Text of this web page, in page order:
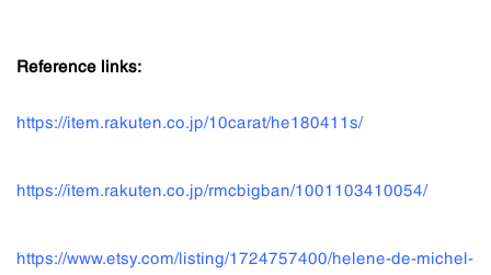
Reference links:
https://item.rakuten.co.jp/10carat/he180411s/
https://item.rakuten.co.jp/rmcbigban/1001103410054/
https://www.etsy.com/listing/1724757400/helene-de-michel-